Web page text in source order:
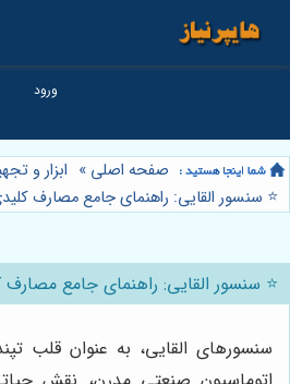
صفحه اصلی » ابزار و
⭐️ سنسور القایی: راهنمای جامع مصارف
⭐️ سنسور القایی: راهنمای جامع
سنسورهای القایی، به عنوان قلب